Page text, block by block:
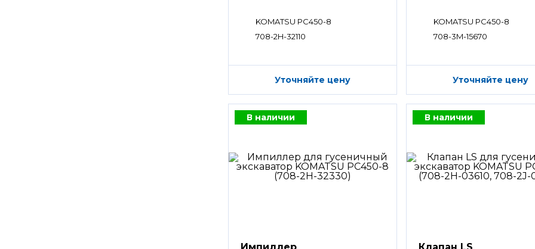
KOMATSU PC450-8
708-2H-32110
Уточняйте цену
KOMATSU PC450-8
708-3M-15670
Уточняйте цену
В наличии
Импиллер
В наличии
Клапан LS